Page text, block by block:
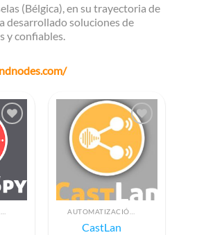
(Bélgica), en su trayectoria de
desarrollado soluciones de
y confiables.
CastLan